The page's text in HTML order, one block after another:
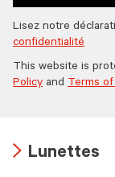
Lisez notre
confidentialité
This website is
Policy and Terms
Lunettes